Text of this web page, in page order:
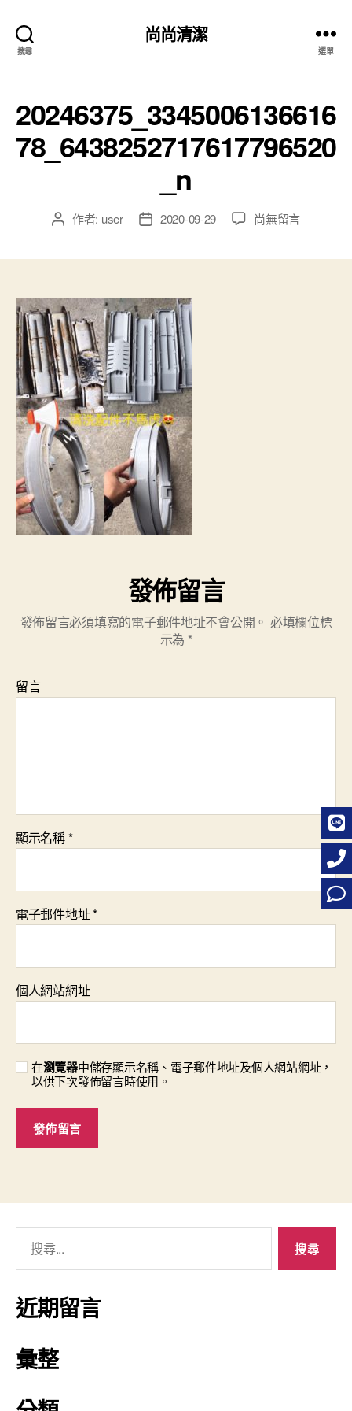
搜尋
尚尚清潔
選單
20246375_3345006136616
78_6438252717617796520
_n
作者: user 2020-09-29 尚無留言
發佈留言
發佈留言必須填寫的電子郵件地址不會公開。 必填欄位標
示為 *
留言
顯示名稱*
電子郵件地址*
個人網站網址
在瀏覽器中儲存顯示名稱、電子郵件地址及個人網站網址，
以供下次發佈留言時使用。
近期留言
彙整